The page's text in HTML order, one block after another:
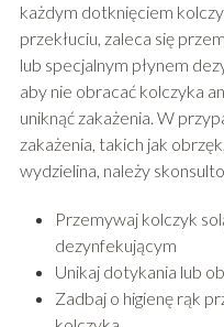
każdym dotknięciem
przekłuciu, zaleca się
lub specjalnym płynem
aby nie obracać kolczyka
uniknąć zakażenia. W
zakażenia, takich jak
wydzielina, należy
Przemywaj kolczyk
dezynfekującym
Unikaj dotykania lub
Zadbaj o higienę rąk